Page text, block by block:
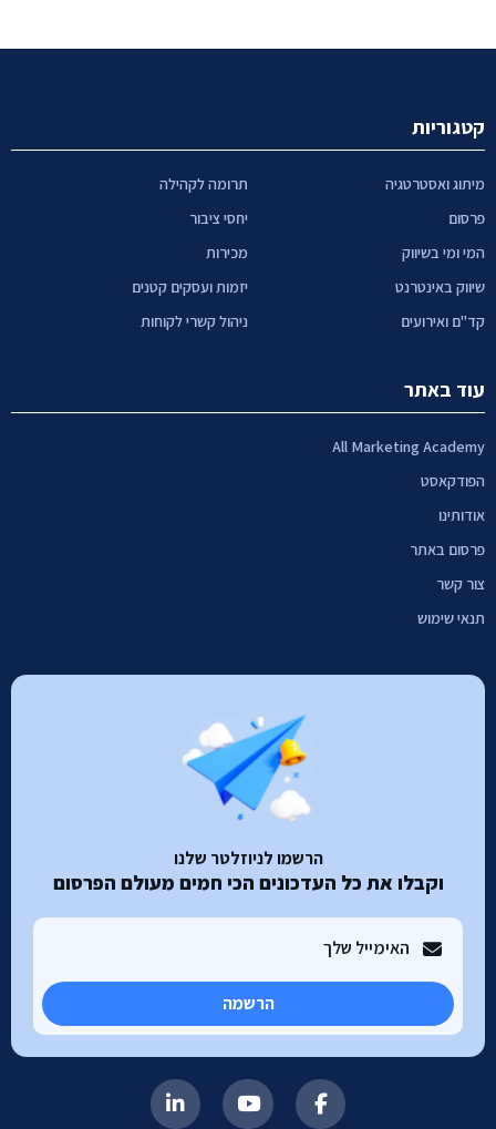
קטגוריות
מיתוג ואסטרטגיה
פרסום
המי ומי בשיווק
שיווק באינטרנט
קד"ם ואירועים
תרומה לקהילה
יחסי ציבור
מכירות
יזמות ועסקים קטנים
ניהול קשרי לקוחות
עוד באתר
All Marketing Academy
הפודקאסט
אודותינו
פרסום באתר
צור קשר
תנאי שימוש
הרשמו לניוזלטר שלנו
וקבלו את כל העדכונים הכי חמים מעולם הפרסום
הרשמה